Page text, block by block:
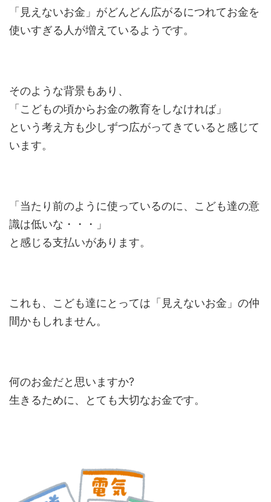
「見えないお金」がどんどん広がるにつれてお金を
使いすぎる人が増えているようです。
そのような背景もあり、
「こどもの頃からお金の教育をしなければ」
という考え方も少しずつ広がってきていると感じて
います。
「当たり前のように使っているのに、こども達の意
識は低いな・・・」
と感じる支払いがあります。
これも、こども達にとっては「見えないお金」の仲
間かもしれません。
何のお金だと思いますか?
生きるために、とても大切なお金です。